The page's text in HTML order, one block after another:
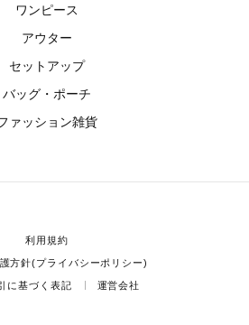
ワンピース
アウター
セットアップ
バッグ・ポーチ
ァッション雑貨
利用規約
方針(プライバシーポリシー)
に基づく表記 運営会社